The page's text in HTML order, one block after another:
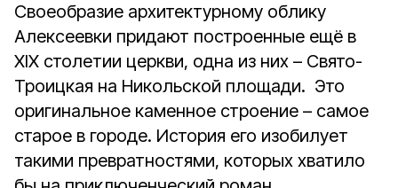
Своеобразие архитектурному облику
Алексеевки придают построенные ещё в
XIX столетии церкви, одна из них – Свято-
Троицкая на Никольской площади. Это
оригинальное каменное строение – самое
старое в городе. История его изобилует
такими превратностями, которых хватило